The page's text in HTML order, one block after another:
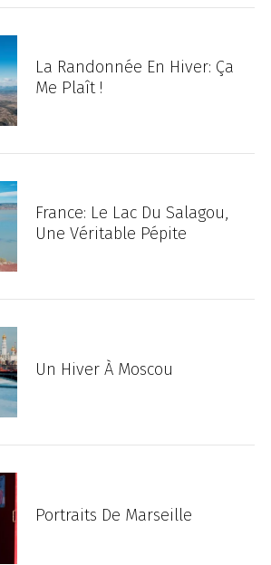
La Randonnée En Hiver: Ça
Me Plaît !
France: Le Lac Du Salagou,
Une Véritable Pépite
Un Hiver À Moscou
Portraits De Marseille